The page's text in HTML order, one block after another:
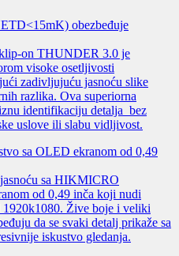
obezbeđuje
on THUNDER 3.0 je
visoke osetljivosti
zadivljujuću jasnoću slike
razlika. Ova superiorna
identifikaciju detalja bez
uslove ili slabu vidljivost.
sa OLED ekranom od 0,49
sa HIKMICRO
od 0,49 inča koji nudi
Žive boje i veliki
da se svaki detalj prikaže sa
iskustvo gledanja.